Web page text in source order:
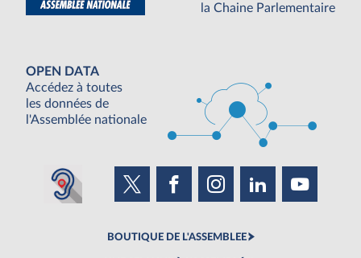
la Chaine Parlementaire
OPEN DATA
Accédez à toutes
les données de
l'Assemblée nationale
BOUTIQUE DE L'ASSEMBLEE